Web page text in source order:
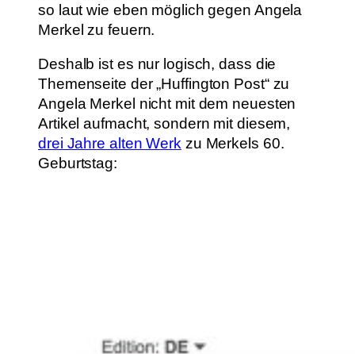
so laut wie eben möglich gegen Angela
Merkel zu feuern.
Deshalb ist es nur logisch, dass die
Themenseite der „Huffington Post“ zu
Angela Merkel nicht mit dem neuesten
Artikel aufmacht, sondern mit diesem,
drei Jahre alten Werkzu Merkels 60.
Geburtstag: